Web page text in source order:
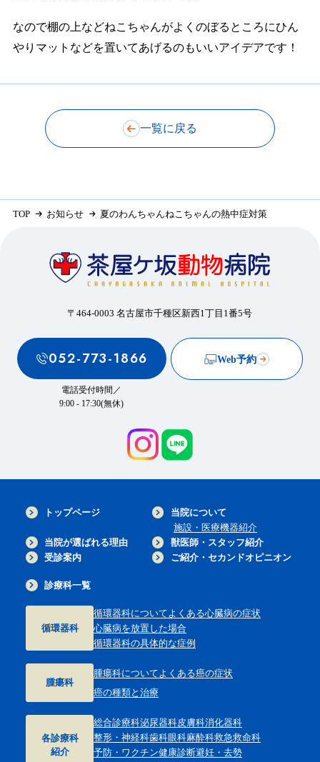
なので棚の上などねこちゃんがよくのぼるところにひん
やりマットなどを置いてあげるのもいいアイデアです！
一覧に戻る
TOP お知らせ 夏のわんちゃんねこちゃんの熱中症対策
〒464-0003 名古屋市千種区新西1丁目1番5号
052-773-1866
電話受付時間／
9:00 - 17:30(無休)
Web予約
トップページ
当院について
施設・医療機器紹介
当院が選ばれる理由
獣医師・スタッフ紹介
受診案内
ご紹介・セカンドオピニオン
診療科一覧
循環器科
循環器科について よくある心臓病の症状
心臓病を放置した場合
循環器科の具体的な症例
腫瘍科
腫瘍科について よくある癌の症状
癌の種類と治療
各診療科
紹介
総合診療科泌尿器科皮膚科消化器科
整形・神経科歯科眼科麻酔科救急救命科
予防・ワクチン健康診断避妊・去勢